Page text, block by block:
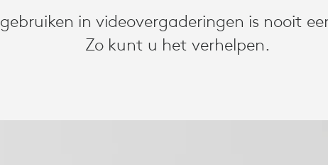
in videovergaderingen is nooit
Zo kunt u het verhelpen.